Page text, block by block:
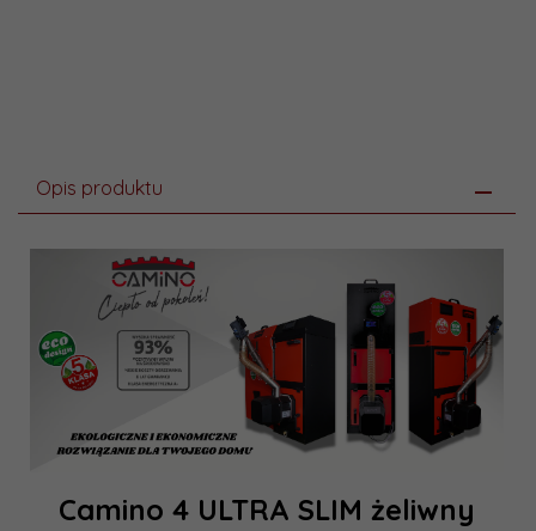
Opis produktu
Camino 4 ULTRA SLIM żeliwny